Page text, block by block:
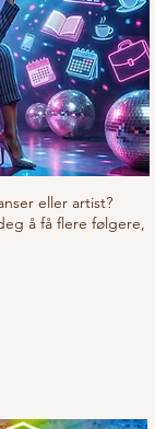
eller artist?
å få flere følgere,